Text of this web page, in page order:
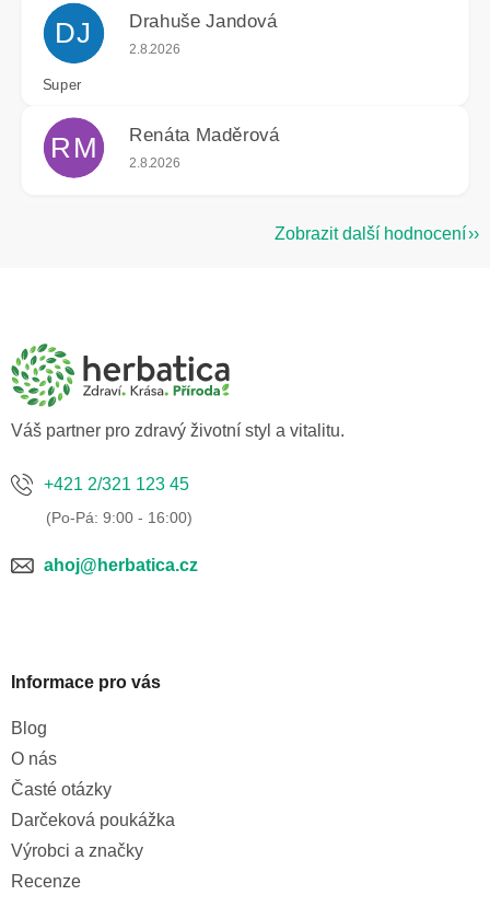
DJ Drahuše Jandová
Hodnocení obchodu je 5 z 5 hvězdiček.
2.8.2026
Super
RM Renáta Maděrová
Hodnocení obchodu je 5 z 5 hvězdiček.
2.8.2026
Zobrazit další hodnocení
a
Váš partner pro zdravý životní styl a vitalitu.
+421 2/321 123 45
ahoj@herbatica.cz
Informace pro vás
Blog
O nás
Časté otázky
Darčeková poukážka
Výrobci a značky
Recenze